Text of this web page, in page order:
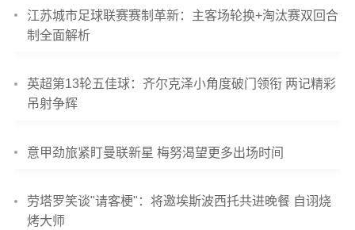
江苏城市足球联赛赛制革新：主客场轮换+淘汰赛双回合
制全面解析
英超第13轮五佳球：齐尔克泽小角度破门领衔 两记精彩
吊射争辉
意甲劲旅紧盯曼联新星 梅努渴望更多出场时间
劳塔罗笑谈"请客梗"：将邀埃斯波西托共进晚餐 自诩烧
烤大师